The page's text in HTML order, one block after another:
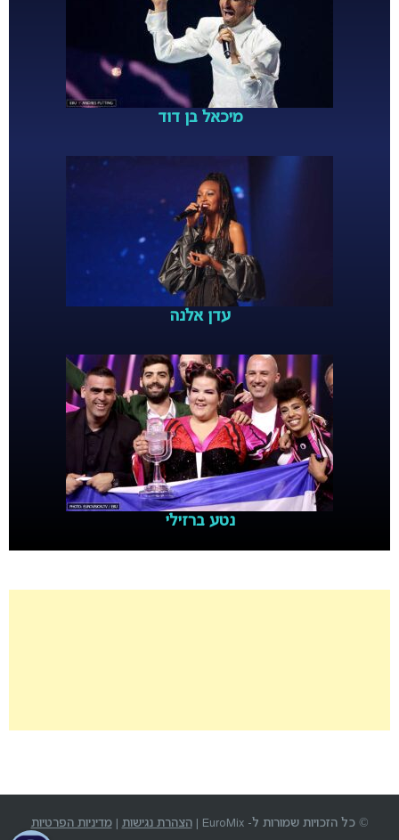
מיכאל בן דוד
עדן אלנה
נטע ברזילי
© כל הזכויות שמורות ל- EuroMix | הצהרת נגישות |מדיניות הפרטיות